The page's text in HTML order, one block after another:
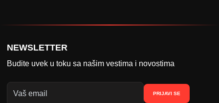
NEWSLETTER
Budite uvek u toku sa našim vestima i novostima
PRIJAVI SE